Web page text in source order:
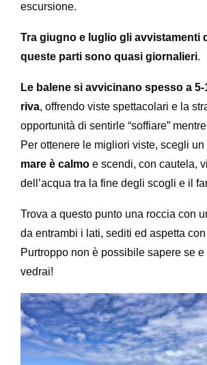
escursione.
Tra giugno e luglio gli avvistamenti
queste parti sono quasi giornalieri.
Le balene si avvicinano spesso a
riva, offrendo viste spettacolari e la
opportunità di sentirle “soffiare”
Per ottenere le migliori viste, scegli un
mare è calmo e scendi, con cautela,
dell’acqua tra la fine degli scogli e il
Trova a questo punto una roccia con
da entrambi i lati, sediti ed aspetta
Purtroppo non è possibile sapere se
vedrai!